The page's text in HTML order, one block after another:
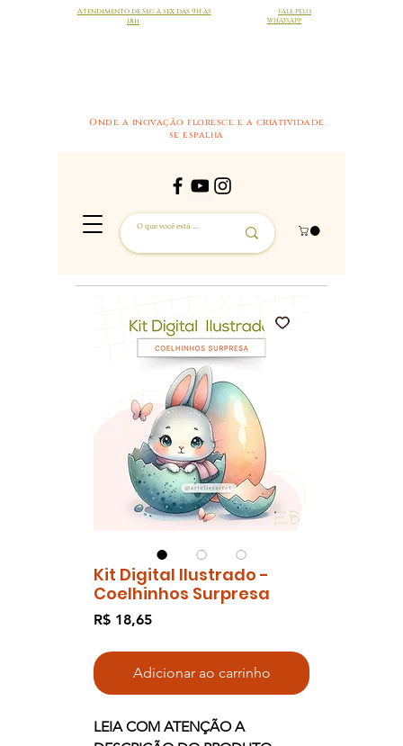
Onde a inovação floresce e a criatividade
se espalha
Atendimento de Seg à sex das 9h às
18h
FALE PELO
WHATSAPP
Kit Digital Ilustrado -
Coelhinhos Surpresa
R$ 18,65Preço
Adicionar ao carrinho
LEIA COM ATENÇÃO A